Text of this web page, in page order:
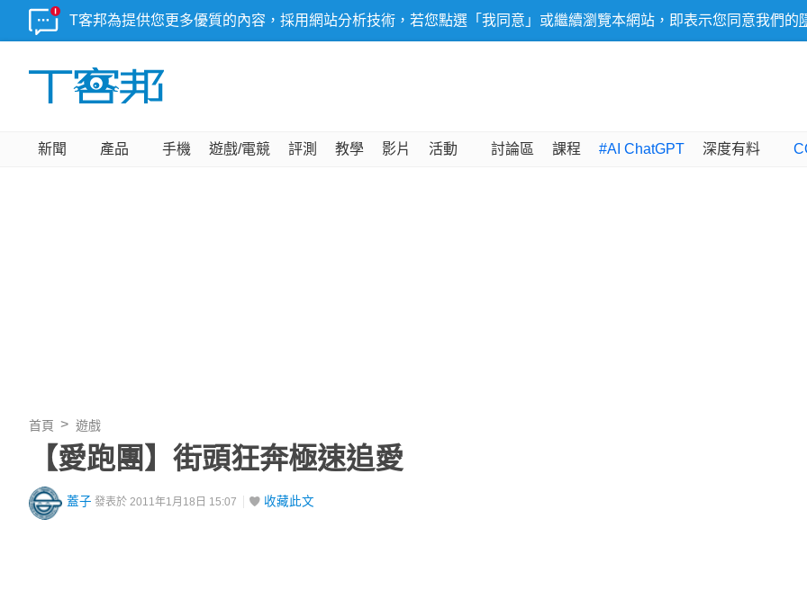
T客邦為提供您更多優質的內容，採用網站分析技術，若您點選「我同意」或繼續瀏覽本網站，即表示您同意我們的
新聞 產品 手機 遊戲/電競 評測 教學 影片 活動 討論區 課程 #AI ChatGPT 深度有料
首頁 遊戲
【愛跑團】街頭狂奔極速追愛
蓋子 發表於 2011年1月18日 15:07 收藏此文